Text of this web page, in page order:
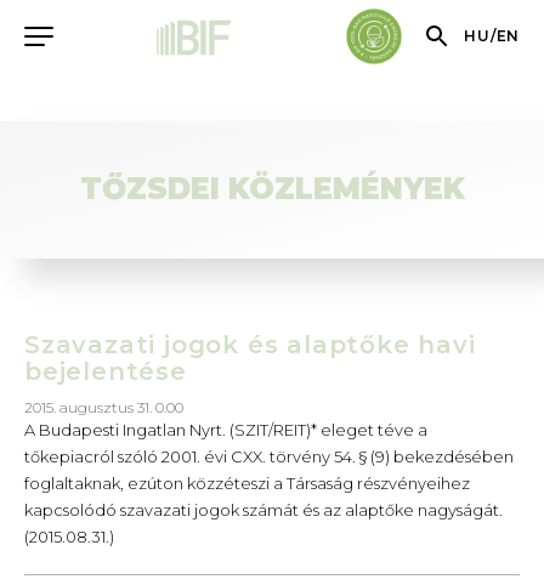
HU/EN
TŐZSDEI KÖZLEMÉNYEK
Szavazati jogok és alaptőke havi
bejelentése
2015. augusztus 31. 0.00
A Budapesti Ingatlan Nyrt. (SZIT/REIT)* eleget téve a
tőkepiacról szóló 2001. évi CXX. törvény 54. § (9) bekezdésében
foglaltaknak, ezúton közzéteszi a Társaság részvényeihez
kapcsolódó szavazati jogok számát és az alaptőke nagyságát.
(2015.08.31.)